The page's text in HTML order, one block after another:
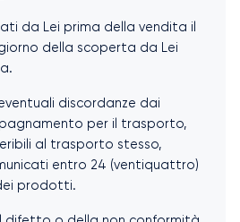
da Lei prima della vendita il
della scoperta da Lei
discordanze dai
per il trasporto,
al trasporto stesso,
entro 24 (ventiquattro)
prodotti.